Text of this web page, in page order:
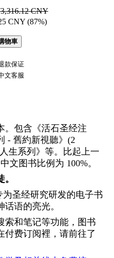
CNY
CNY (87%)
物車
款保证
文客服
。包含《活石圣经注
- 舊約新視聽》(2
生系列》等。比起上一
文图书比例为 100%。
为圣经研究研发的电子书
语的亮光。
索和笔记等功能，图书
付费订阅裡，请前往了